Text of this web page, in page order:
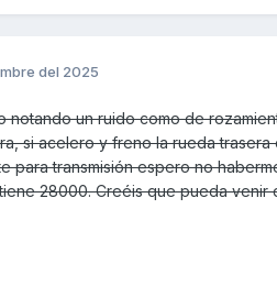
del 2025
notando un ruido como de
si acelero y freno la rueda
para transmisión espero no
28000. Creéis que pueda venir